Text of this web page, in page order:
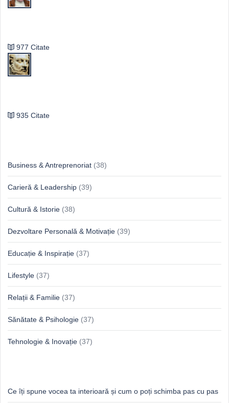
977 Citate
935 Citate
Business & Antreprenoriat (38)
Carieră & Leadership (39)
Cultură & Istorie (38)
Dezvoltare Personală & Motivație (39)
Educație & Inspirație (37)
Lifestyle (37)
Relații & Familie (37)
Sănătate & Psihologie (37)
Tehnologie & Inovație (37)
Ce îți spune vocea ta interioară și cum o poți schimba pas cu pas